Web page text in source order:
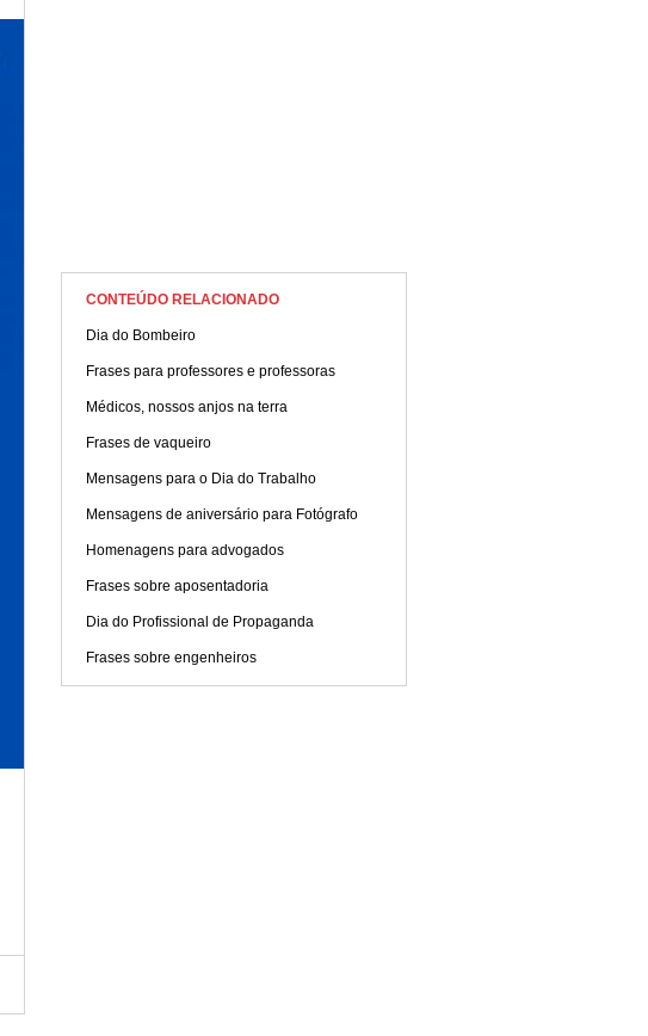
CONTEÚDO RELACIONADO
Dia do Bombeiro
Frases para professores e professoras
Médicos, nossos anjos na terra
Frases de vaqueiro
Mensagens para o Dia do Trabalho
Mensagens de aniversário para Fotógrafo
Homenagens para advogados
Frases sobre aposentadoria
Dia do Profissional de Propaganda
Frases sobre engenheiros